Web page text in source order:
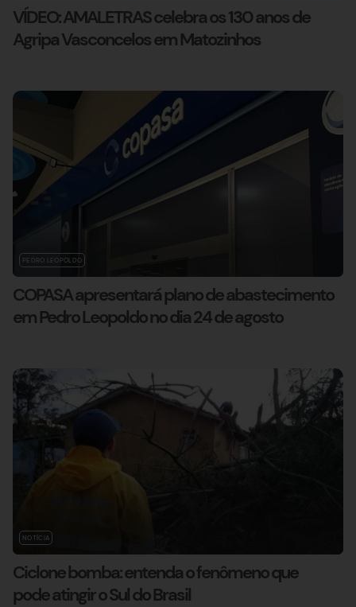
VÍDEO: AMALETRAS celebra os 130 anos de
Agripa Vasconcelos em Matozinhos
PEDRO LEOPOLDO
COPASA apresentará plano de abastecimento
em Pedro Leopoldo no dia 24 de agosto
NOTÍCIA
Ciclone bomba: entenda o fenômeno que
pode atingir o Sul do Brasil